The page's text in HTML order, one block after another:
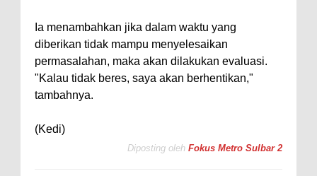
Ia menambahkan jika dalam waktu yang
diberikan tidak mampu menyelesaikan
permasalahan, maka akan dilakukan evaluasi.
"Kalau tidak beres, saya akan berhentikan,"
tambahnya.
(Kedi)
Diposting oleh Fokus Metro Sulbar 2